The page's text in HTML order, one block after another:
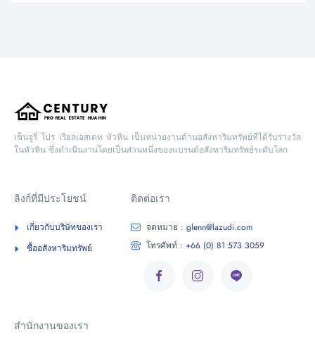
เซ็นจูรี่ โปร เรียลเอสเตท หัวหิน เป็นหน่วยงานด้านอสังหาริมทรัพย์ที่ได้รับรางวัล
ในหัวหิน ซึ่งดำเนินงานโดยเป็นส่วนหนึ่งของแบรนด์อสังหาริมทรัพย์ระดับโลก
ลิงก์ที่มีประโยชน์
เกี่ยวกับบริษัทของเรา
ซื้ออสังหาริมทรัพย์
ติดต่อเรา
จดหมาย : glenn@lazudi.com
โทรศัพท์ : +66 (0) 81 573 3059
สำนักงานของเรา